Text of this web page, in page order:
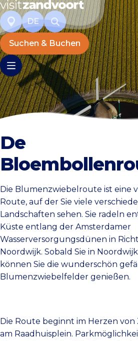
DE
Suchen & Buchen
De
Die Blumenzwiebelroute ist eine
Route, auf der Sie viele
Landschaften sehen. Sie radeln
Küste entlang der Amsterdamer
Wasserversorgungsdünen in
Noordwijk. Sobald Sie in
können Sie die wunderschön
Blumenzwiebelfelder genießen.
Die Route beginnt im Herzen von
am Raadhuisplein.